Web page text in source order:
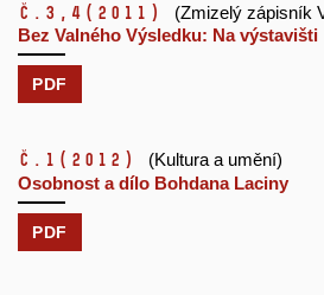
č.3,4 (2011)
(Zmizelý zápisník
Bez Valného Výsledku: Na výstavišti
PDF
č.1 (2012)
(Kultura a umění)
Osobnost a dílo Bohdana Laciny
PDF